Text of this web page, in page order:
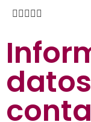
